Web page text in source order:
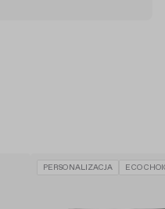
PERSONALIZACJA ECO